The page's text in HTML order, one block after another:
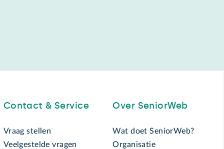
Contact & Service
Vraag stellen
Veelgestelde vragen
Over SeniorWeb
Wat doet SeniorWeb?
Organisatie